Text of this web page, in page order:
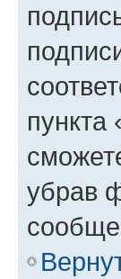
убрав